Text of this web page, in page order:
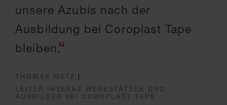
unsere Azubis nach der
Ausbildung bei Coroplast Tape
bleiben.
|